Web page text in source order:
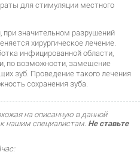
для стимуляции местного
при значительном разрушений
хирургическое лечение.
инфицированной области,
по возможности, замещение
зуб. Проведение такого лечения
сохранения зуба.
на описанную в данной
к нашим специалистам. Не ставьте